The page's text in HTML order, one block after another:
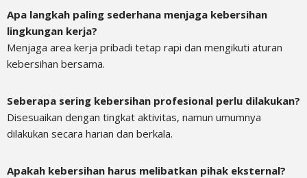
Apa langkah paling sederhana menjaga kebersihan
lingkungan kerja?
Menjaga area kerja pribadi tetap rapi dan mengikuti aturan
kebersihan bersama.
Seberapa sering kebersihan profesional perlu dilakukan?
Disesuaikan dengan tingkat aktivitas, namun umumnya
dilakukan secara harian dan berkala.
Apakah kebersihan harus melibatkan pihak eksternal?